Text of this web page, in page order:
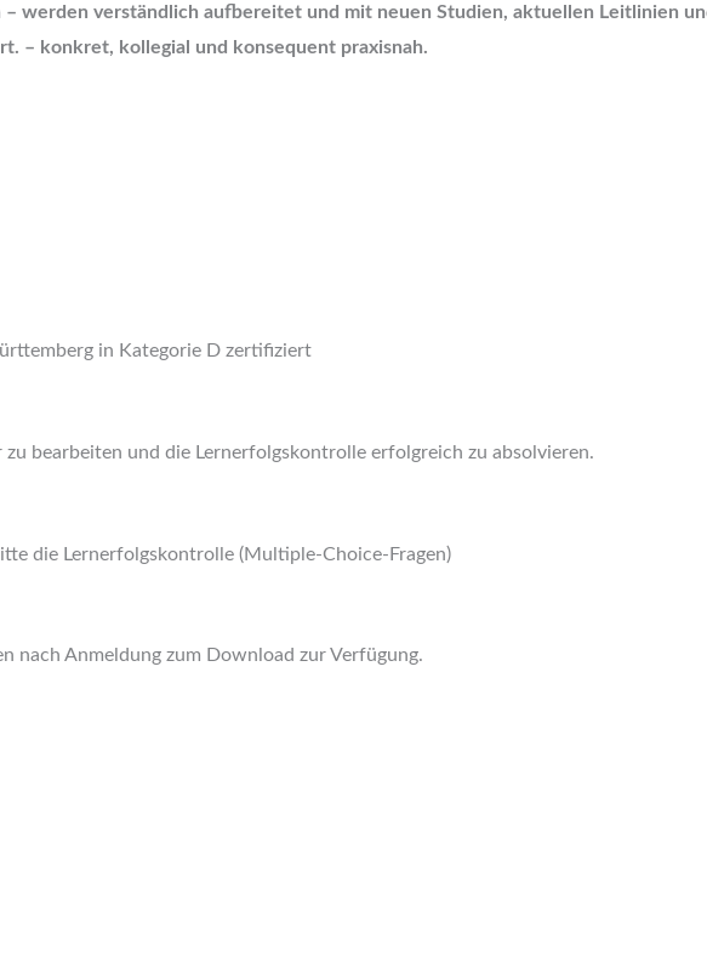
– werden verständlich aufbereitet und mit neuen Studien, aktuellen Leitlinien
– konkret, kollegial und konsequent praxisnah.
in Kategorie D zertifiziert
zu bearbeiten und die Lernerfolgskontrolle erfolgreich zu absolvieren.
die Lernerfolgskontrolle (Multiple-Choice-Fragen)
nach Anmeldung zum Download zur Verfügung.